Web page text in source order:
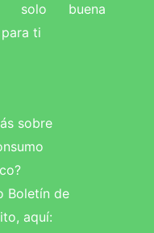
solo buena
ti
sobre
Boletín de
aquí: